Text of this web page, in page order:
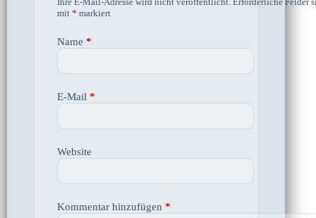
mit * markiert
Name *
E-Mail *
Website
Kommentar hinzufügen *